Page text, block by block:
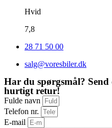
Hvid
7,8
28 71 50 00
salg@voresbiler.dk
Har du spørgsmål? Send
hurtigt retur!
Fulde navn
Telefon nr.
E-mail